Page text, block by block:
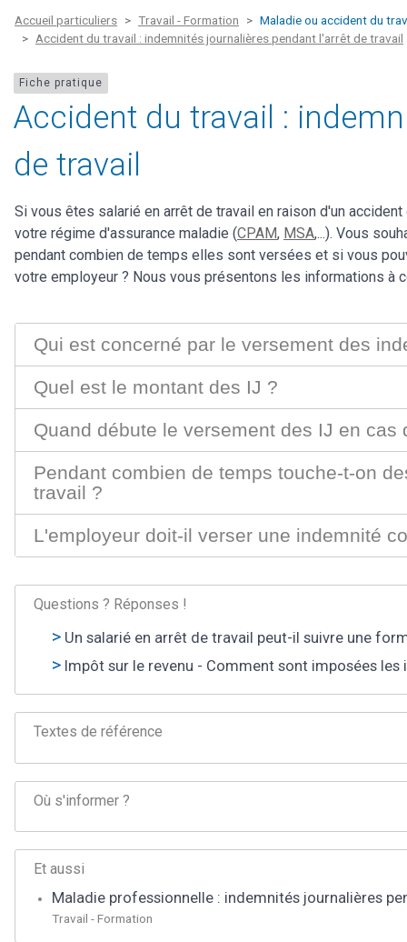
Accueil particuliers Travail - Formation
Maladie ou accident du
Accident du travail : indemnités journalières pendant l'arrêt de travail
Fiche pratique
Accident du travail :
de travail
Si vous êtes salarié en arrêt de travail en raison d'un
votre régime d'assurance maladie (CPAM, MSA,...). Vous
pendant combien de temps elles sont versées et si vous
votre employeur ? Nous vous présentons les informations à
Qui est concerné par le versement des
Quel est le montant des IJ ?
Quand débute le versement des IJ en cas
Pendant combien de temps touche-t-on
travail ?
L'employeur doit-il verser une indemnité
Questions ? Réponses !
Un salarié en arrêt de travail peut-il suivre une
Impôt sur le revenu - Comment sont imposées
Textes de référence
Où s'informer ?
Et aussi
Maladie professionnelle : indemnités journalières
Travail - Formation